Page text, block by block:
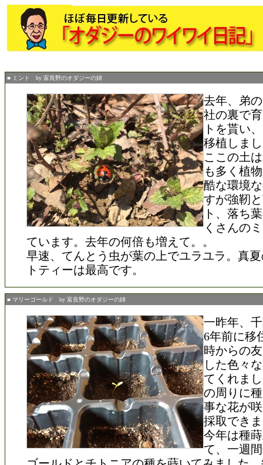
■ ミント by 富良野のオダジーの姉
去年、弟
社の裏で
トを貰い
移植しま
ここの土
も多く植
酷な環境
すが強靭
ト、落ち
くさんの
ています。去年の何倍も増えて。。
早速、てんとう虫が葉の上でユラユラ。真
トティーは最高です。
■ マリーゴールド by 富良野のオダジーの姉
一昨年、
6年前に移
時からの
した色々
てくれま
の周りに
事な花が
採取でき
今年は種
て、一週